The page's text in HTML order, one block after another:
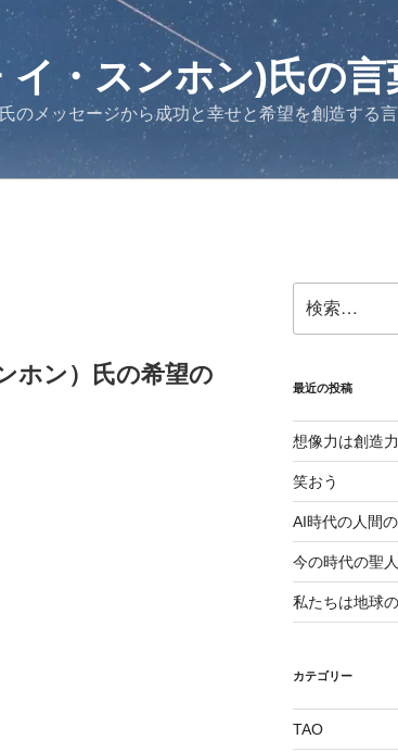
イ・スンホン)氏の言
のメッセージから成功と幸せと希望を創造する
ホン）氏の希望の
索:
最近の投稿
想像力は創造力
笑おう
AI時代の人間
今の時代の聖人
私たちは地球
カテゴリー
TAO